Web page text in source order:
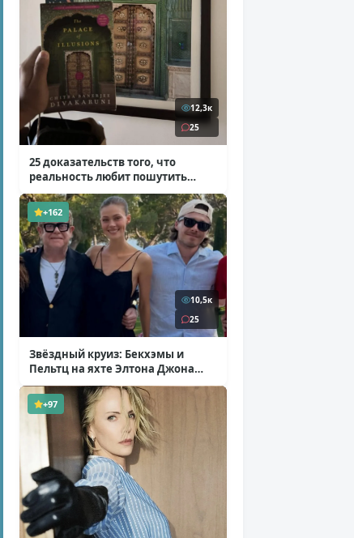
12,3к
25
25 доказательств того, что
реальность любит пошутить
( 25 фото )
+162
10,5к
25
Звёздный круиз: Бекхэмы и
Пельтц на яхте Элтона Джона
( 12 фото )
+97